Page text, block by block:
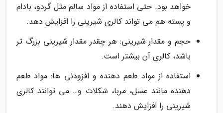
خواهد بود. حتی استفاده از مواد سالم مثل گردو، بادام
و پسته هم می تواند کالری شیرینی را افزایش دهد.
حجم و مقدار شیرینی: هر چقدر مقدار شیرینی بزرگ تر
باشد، کالری آن بیشتر است.
استفاده از مواد طعم دهنده و افزودنی ها: مواد طعم
دهنده مانند عسل، مربا، شکلات و… می توانند کالری
شیرینی را افزایش دهند.